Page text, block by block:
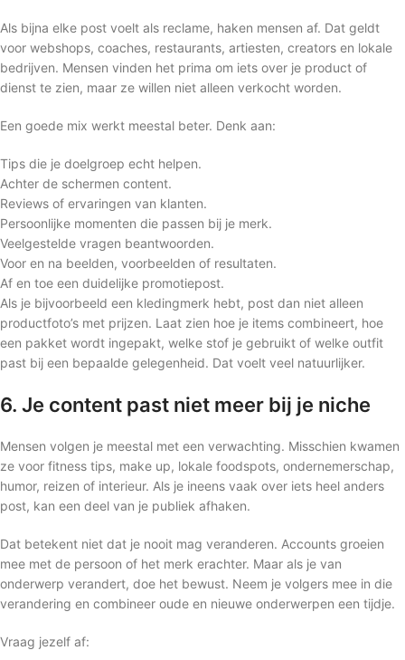
Als bijna elke post voelt als reclame, haken mensen af. Dat geldt
voor webshops, coaches, restaurants, artiesten, creators en lokale
bedrijven. Mensen vinden het prima om iets over je product of
dienst te zien, maar ze willen niet alleen verkocht worden.
Een goede mix werkt meestal beter. Denk aan:
Tips die je doelgroep echt helpen.
Achter de schermen content.
Reviews of ervaringen van klanten.
Persoonlijke momenten die passen bij je merk.
Veelgestelde vragen beantwoorden.
Voor en na beelden, voorbeelden of resultaten.
Af en toe een duidelijke promotiepost.
Als je bijvoorbeeld een kledingmerk hebt, post dan niet alleen
productfoto’s met prijzen. Laat zien hoe je items combineert, hoe
een pakket wordt ingepakt, welke stof je gebruikt of welke outfit
past bij een bepaalde gelegenheid. Dat voelt veel natuurlijker.
6. Je content past niet meer bij je niche
Mensen volgen je meestal met een verwachting. Misschien kwamen
ze voor fitness tips, make up, lokale foodspots, ondernemerschap,
humor, reizen of interieur. Als je ineens vaak over iets heel anders
post, kan een deel van je publiek afhaken.
Dat betekent niet dat je nooit mag veranderen. Accounts groeien
mee met de persoon of het merk erachter. Maar als je van
onderwerp verandert, doe het bewust. Neem je volgers mee in die
verandering en combineer oude en nieuwe onderwerpen een tijdje.
Vraag jezelf af: